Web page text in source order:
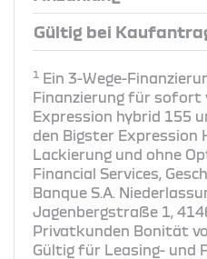
Gültig bei
1 Ein 3-Wege-
Finanzierung für sofort
Expression hybrid 155
den Bigster Expression
Lackierung und ohne
Financial Services,
Banque S.A.
Jagenbergstraße 1,
Privatkunden Bonität
Gültig für Leasing- und